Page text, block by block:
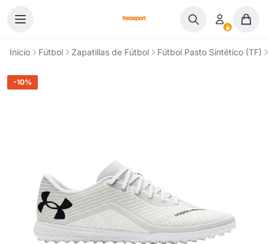
Inicio Fútbol Zapatillas de Fútbol Fútbol Pasto Sintético (TF)
-10%